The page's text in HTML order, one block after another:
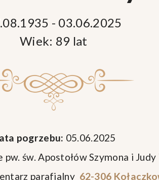
- 03.06.2025
Wiek: 89 lat
pogrzebu: 05.06.2025
św. Apostołów Szymona i Judy
parafialny 62-306